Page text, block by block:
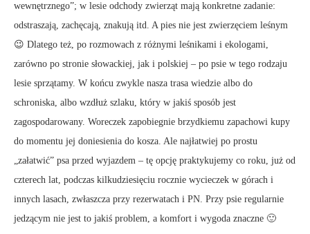
wewnętrznego”; w lesie odchody zwierząt mają konkretne zadanie:
odstraszają, zachęcają, znakują itd. A pies nie jest zwierzęciem leśnym
😉 Dlatego też, po rozmowach z różnymi leśnikami i ekologami,
zarówno po stronie słowackiej, jak i polskiej – po psie w tego rodzaju
lesie sprzątamy. W końcu zwykle nasza trasa wiedzie albo do
schroniska, albo wzdłuż szlaku, który w jakiś sposób jest
zagospodarowany. Woreczek zapobiegnie brzydkiemu zapachowi kupy
do momentu jej doniesienia do kosza. Ale najłatwiej po prostu
„załatwić” psa przed wyjazdem – tę opcję praktykujemy co roku, już od
czterech lat, podczas kilkudziesięciu rocznie wycieczek w górach i
innych lasach, zwłaszcza przy rezerwatach i PN. Przy psie regularnie
jedzącym nie jest to jakiś problem, a komfort i wygoda znaczne 🙂